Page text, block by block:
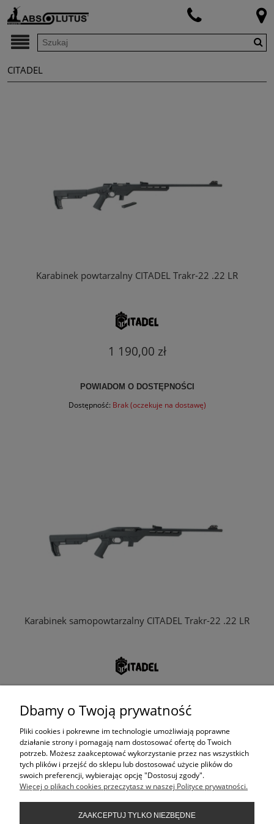
CITADEL
Karabinek powtarzalny CITADEL Trakr-22 .22 LR
1 190,00 zł
POWIADOM O DOSTĘPNOŚCI
Dostępność: Brak (oczekuje na dostawę)
Karabinek samopowtarzalny CITADEL Trakr-22 .22 LR
ZAREZERWUJ
Dostępność:W magazynie
KONTAKT
Dbamy o Twoją prywatność
Pliki cookies i pokrewne im technologie umożliwiają poprawne
działanie strony i pomagają nam dostosować ofertę do Twoich
potrzeb. Możesz zaakceptować wykorzystanie przez nas wszystkich
tych plików i przejść do sklepu lub dostosować użycie plików do
swoich preferencji, wybierając opcję "Dostosuj zgody".
Więcej o plikach cookies przeczytasz w naszej Polityce prywatności.
ZAAKCEPTUJ TYLKO NIEZBĘDNE